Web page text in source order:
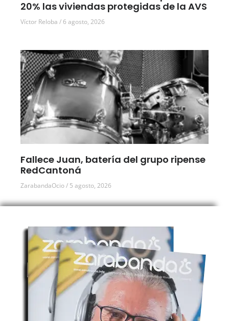
20% las viviendas protegidas de la AVS
Víctor Reloba 6 agosto, 2026
Fallece Juan, batería del grupo ripense
RedCantoná
ZarabandaOcio 5 agosto, 2026